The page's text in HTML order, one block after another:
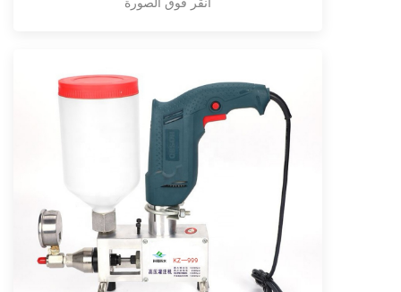
انقر فوق الصورة